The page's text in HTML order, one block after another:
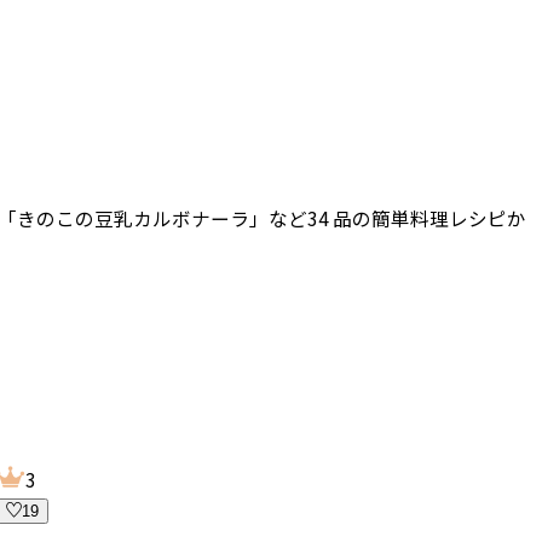
きのこの豆乳カルボナーラ」など34 品の簡単料理レシピか
3
19